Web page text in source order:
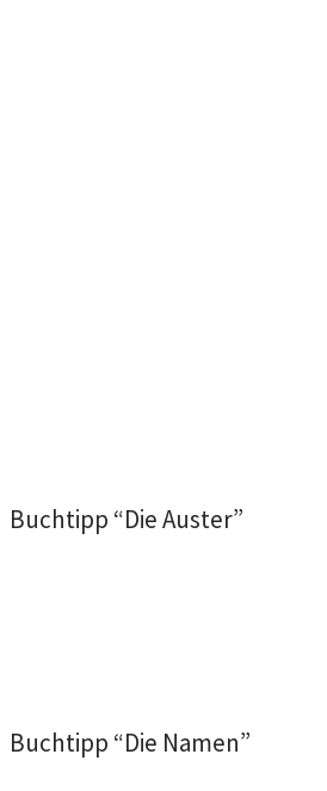
Buchtipp “Die Auster”
Buchtipp “Die Namen”